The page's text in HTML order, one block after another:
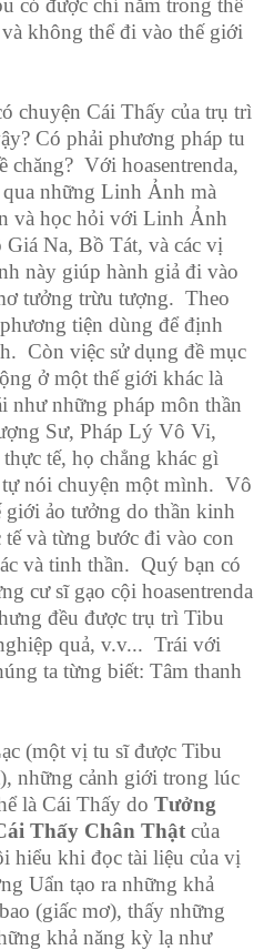
có được chỉ nằm trong thế
không thể đi vào thế giới
chuyện Cái Thấy của trụ trì
Có phải phương pháp tu
chăng? Với hoasentrenda,
những Linh Ảnh mà
và học hỏi với Linh Ảnh
Na, Bồ Tát, và các vị
này giúp hành giả đi vào
tưởng trừu tượng. Theo
tiện dùng để định
Còn việc sử dụng đề mục
ở một thế giới khác là
như những pháp môn thần
Sư, Pháp Lý Vô Vi,
tế, họ chẳng khác gì
nói chuyện một mình. Vô
ảo tưởng do thần kinh
và từng bước đi vào con
và tinh thần. Quý bạn có
cư sĩ gạo cội hoasentrenda
đều được trụ trì Tibu
quả, v.v... Trái với
ta từng biết: Tâm thanh
(một vị tu sĩ được Tibu
những cảnh giới trong lúc
là Cái Thấy do Tưởng
Thấy Chân Thật của
hiểu khi đọc tài liệu của vị
Uẩn tạo ra những khả
(giấc mơ), thấy những
khả năng kỳ lạ như